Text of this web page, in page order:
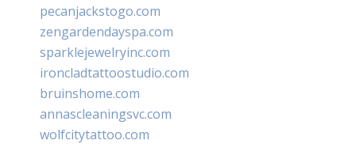
pecanjackstogo.com
zengardendayspa.com
sparklejewelryinc.com
ironcladtattoostudio.com
bruinshome.com
annascleaningsvc.com
wolfcitytattoo.com